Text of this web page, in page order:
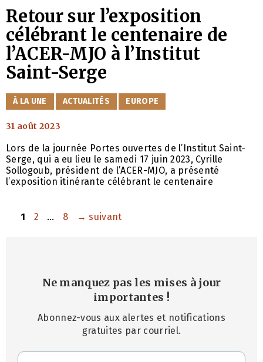
Retour sur l’exposition
célébrant le centenaire de
l’ACER-MJO à l’Institut
Saint-Serge
CATÉGORIES
À LA UNE ACTUALITÉS EUROPE
31 août 2023
Lors de la journée Portes ouvertes de l’Institut Saint-
Serge, qui a eu lieu le samedi 17 juin 2023, Cyrille
Sollogoub, président de l’ACER-MJO, a présenté
l’exposition itinérante célébrant le centenaire
Page
1 Page
2 … Page
8 → suivant
Ne manquez pas les mises à jour
importantes !
Abonnez-vous aux alertes et notifications
gratuites par courriel.